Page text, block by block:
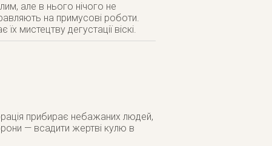
але в нього нічого не
на примусові роботи.
мистецтву дегустації віскі.
прибирає небажаних людей,
— всадити жертві кулю в